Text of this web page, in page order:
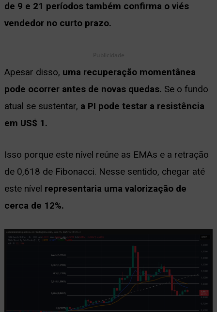
de 9 e 21 períodos também confirma o viés
vendedor no curto prazo.
Publicidade
Apesar disso, uma recuperação momentânea
pode ocorrer antes de novas quedas. Se o fundo
atual se sustentar, a PI pode testar a resistência
em US$ 1.
Isso porque este nível reúne as EMAs e a retração
de 0,618 de Fibonacci. Nesse sentido, chegar até
este nível representaria uma valorização de
cerca de 12%.